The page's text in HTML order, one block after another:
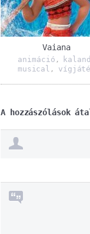
Vaiana
animáció , kaland
musical ,
A hozzászólások